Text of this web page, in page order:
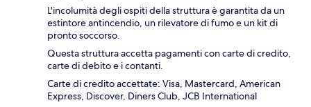
L'incolumità degli ospiti della struttura è garantita da un
estintore antincendio, un rilevatore di fumo e un kit di
pronto soccorso.
Questa struttura accetta pagamenti con carte di credito,
carte di debito e i contanti.
Carte di credito accettate: Visa, Mastercard, American
Express, Discover, Diners Club, JCB International